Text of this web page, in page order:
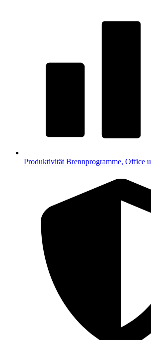
Produktivität Brennprogramme, Office